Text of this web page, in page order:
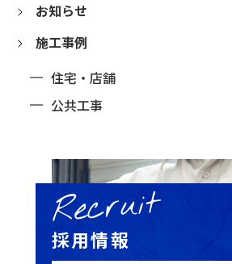
お知らせ
施工事例
住宅・店舗
公共工事
Recruit
採用情報